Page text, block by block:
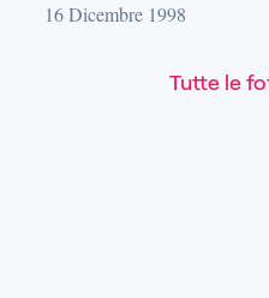
16 Dicembre 1998
Tutte le